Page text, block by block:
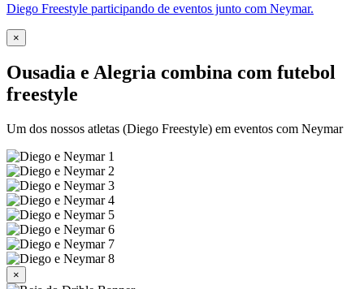
Diego Freestyle participando de eventos junto com Neymar.
×
Ousadia e Alegria combina com futebol
freestyle
Um dos nossos atletas (Diego Freestyle) em eventos com Neymar
×